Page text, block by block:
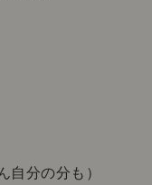
自分の分も）